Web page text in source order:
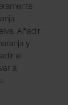
Añadir
y
el
a